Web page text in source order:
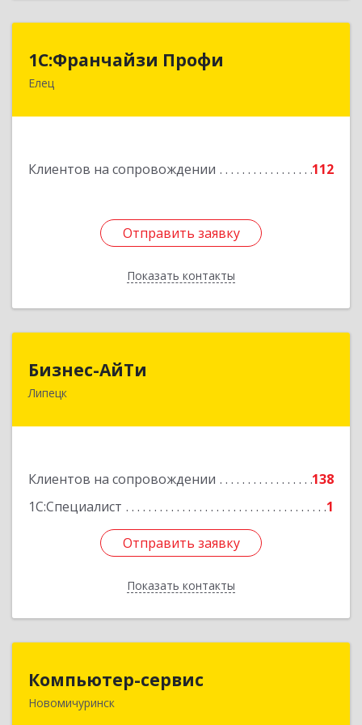
1С:Франчайзи Профи
Елец
Клиентов на сопровождении 112
Отправить заявку
Показать контакты
1С:Франчайзи Профи
Отправить заявку
Назад
Бизнес-АйТи
Липецк
Клиентов на сопровождении
138
1С:Специалист
1
Отправить заявку
Показать контакты
398008, Липецкая обл, Липецк г, 50 лет НЛМК
Отправить заявку
Назад
Компьютер-сервис
Новомичуринск391160, Рязанская обл, Пронский р-н,